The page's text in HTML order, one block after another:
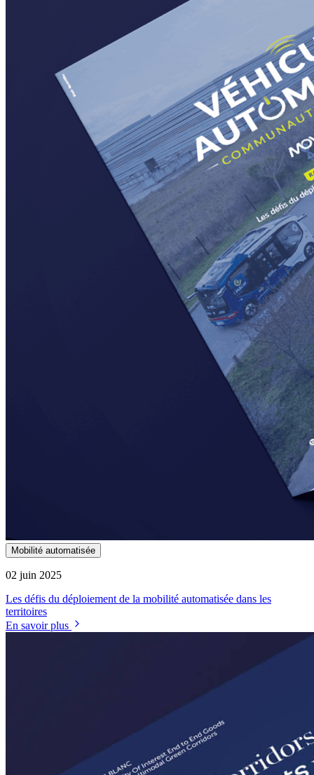
Mobilité automatisée
02 juin 2025
Les défis du déploiement de la mobilité automatisée dans les
territoires
En savoir plus